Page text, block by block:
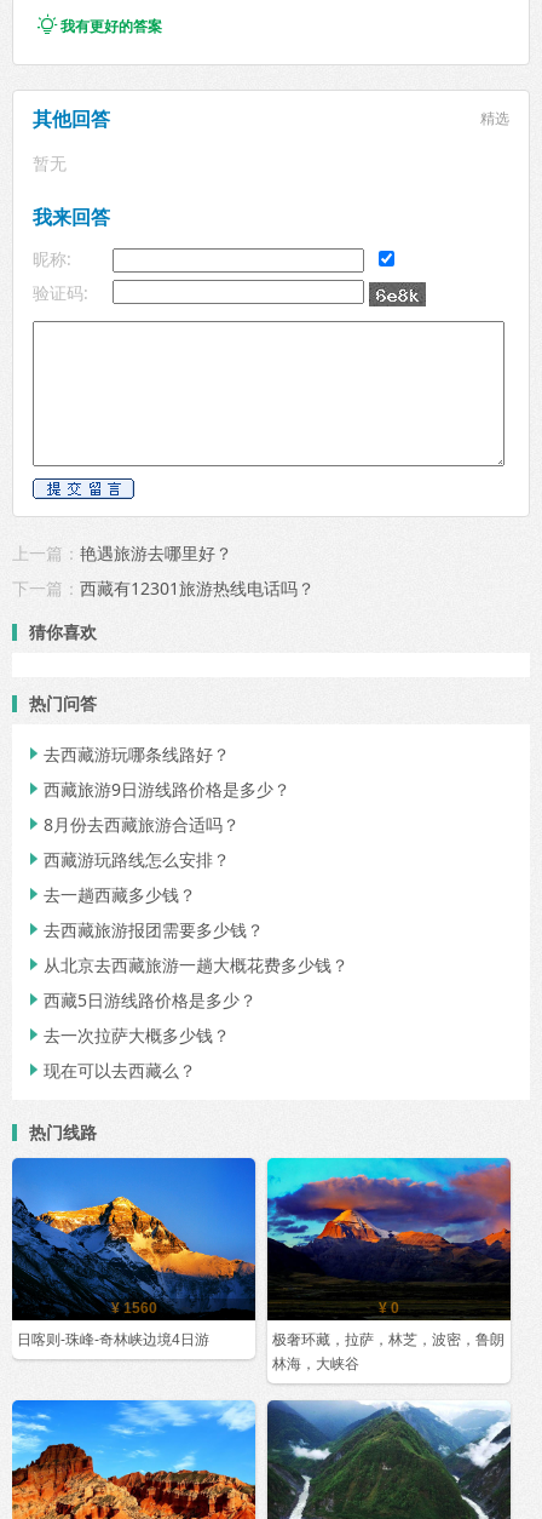
我有更好的答案
其他回答 精选
暂无
我来回答
昵称:
验证码:
上一篇： 艳遇旅游去哪里好？
下一篇： 西藏有12301旅游热线电话吗？
猜你喜欢
热门问答
 去西藏游玩哪条线路好？
 西藏旅游9日游线路价格是多少？
 8月份去西藏旅游合适吗？
 西藏游玩路线怎么安排？
 去一趟西藏多少钱？
 去西藏旅游报团需要多少钱？
 从北京去西藏旅游一趟大概花费多少钱？
 西藏5日游线路价格是多少？
 去一次拉萨大概多少钱？
 现在可以去西藏么？
热门线路
¥ 1560
日喀则-珠峰-奇林峡边境4日游
¥ 0
极奢环藏，拉萨，林芝，波密，鲁朗
林海，大峡谷